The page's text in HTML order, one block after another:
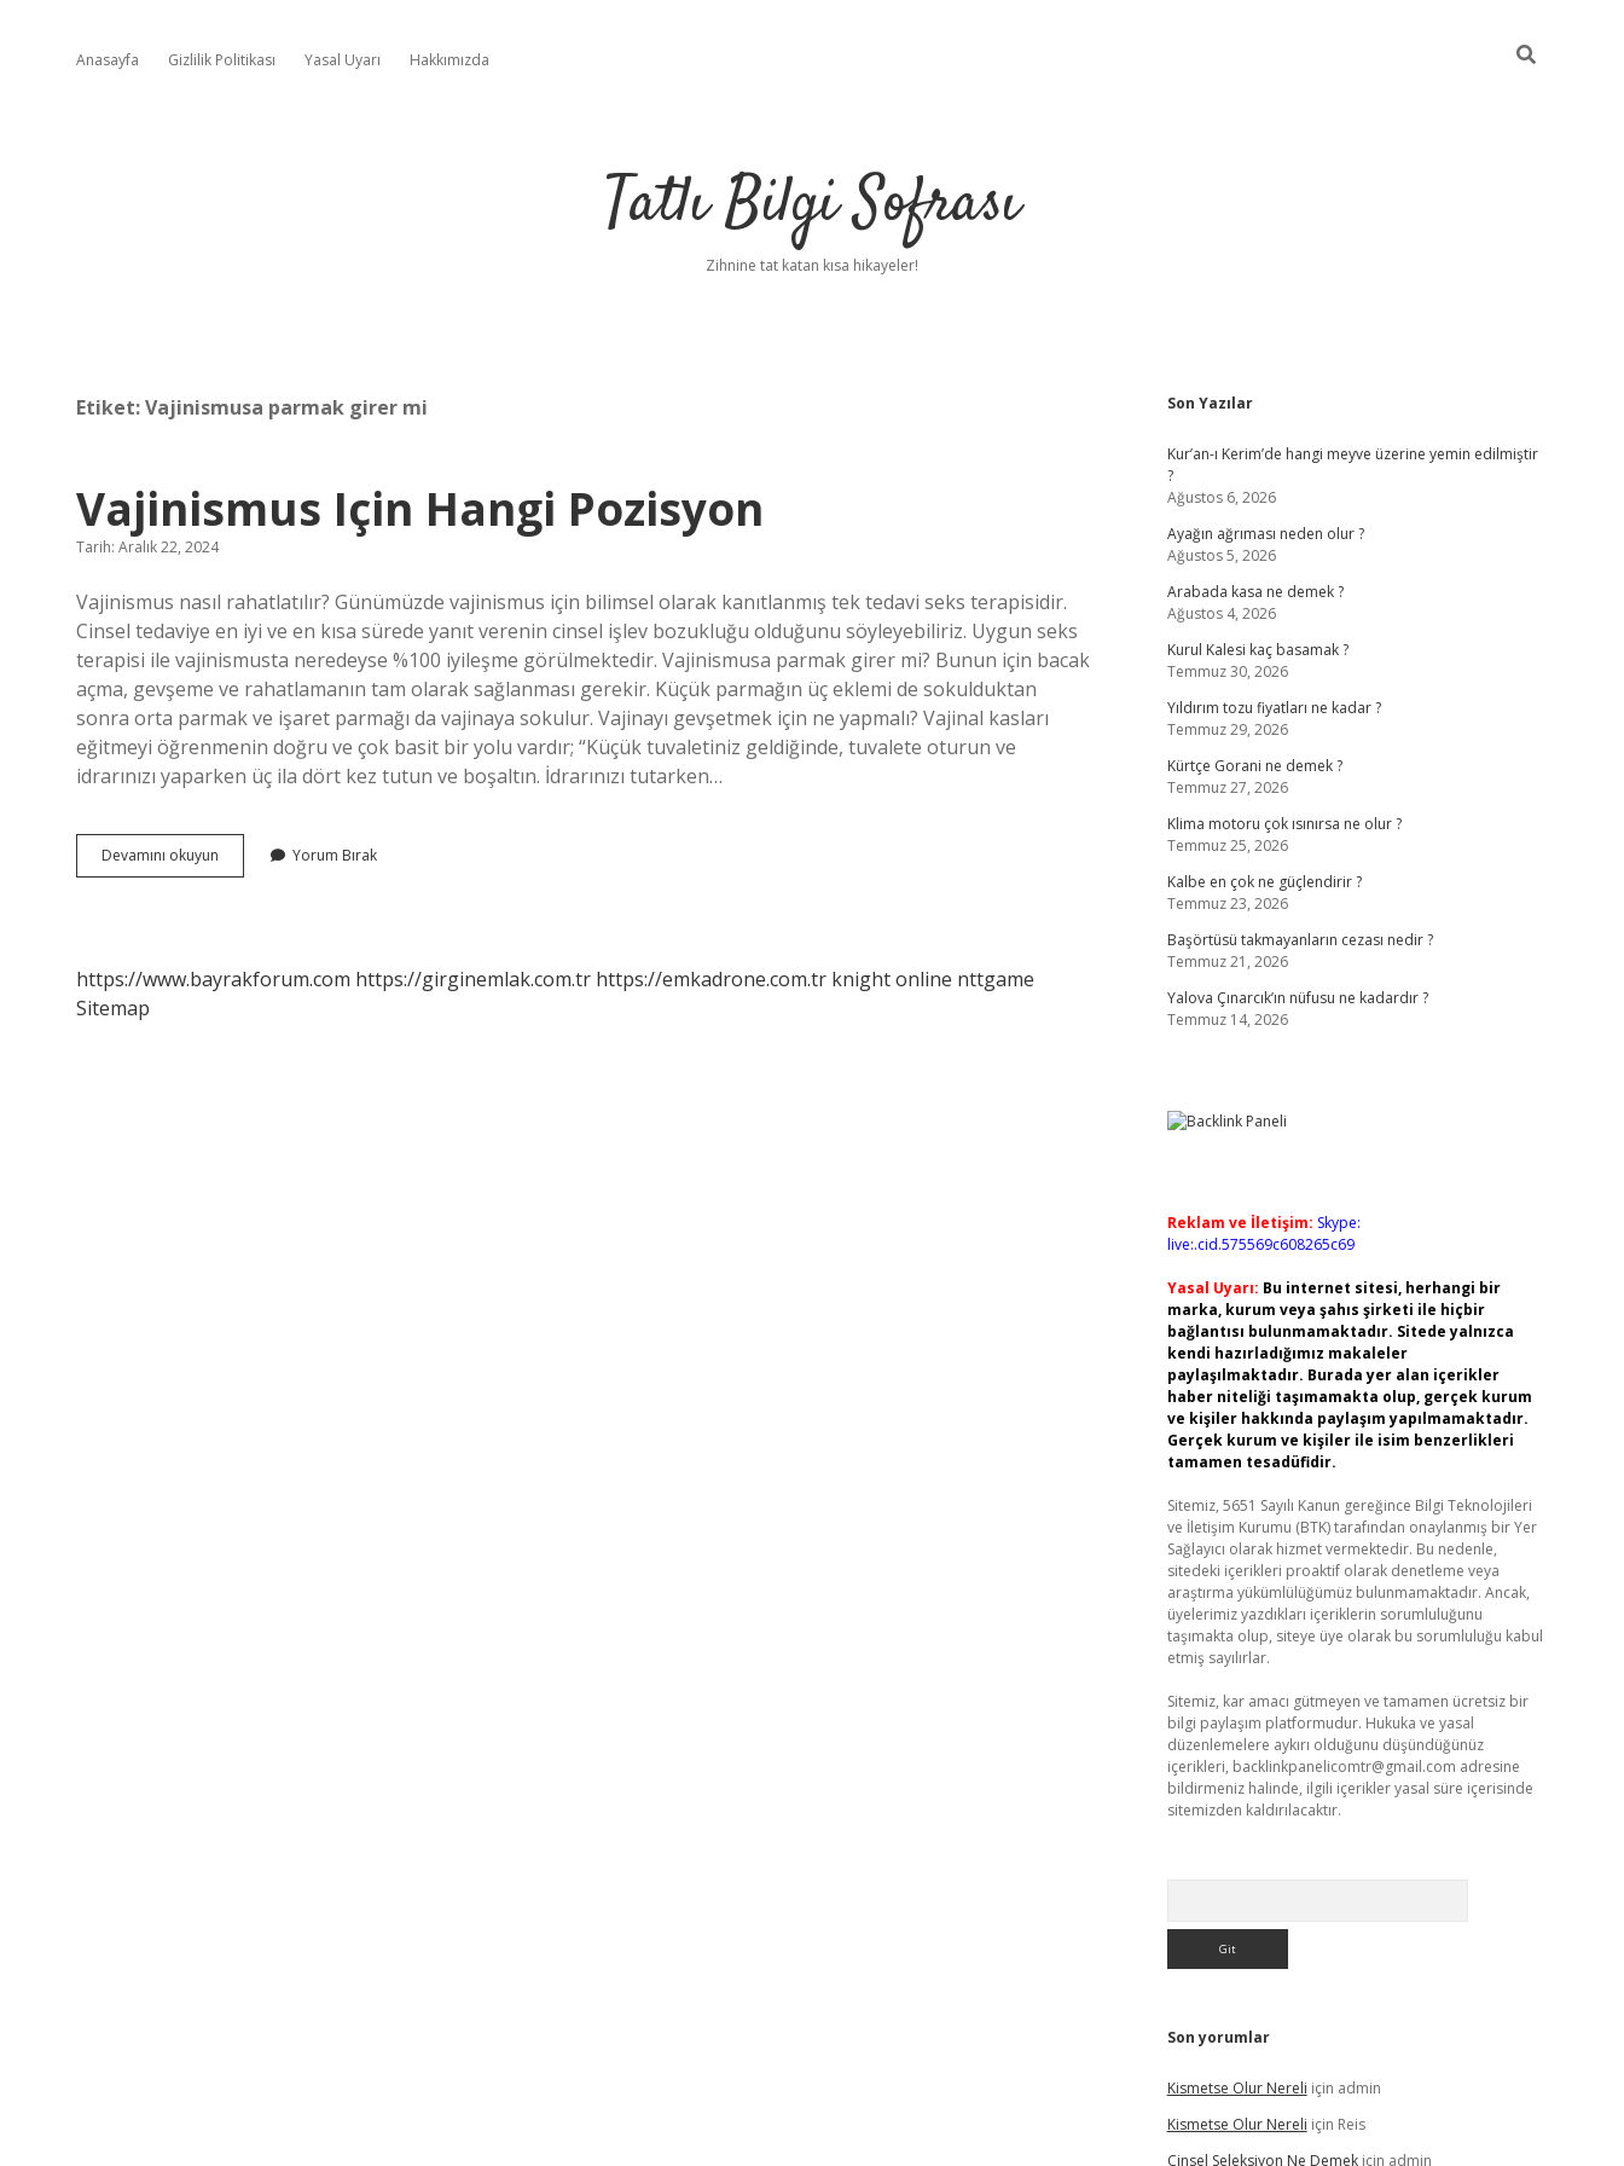
Anasayfa Gizlilik Politikası Yasal Uyarı Hakkımızda
Tatlı Bilgi Sofrası
Zihnine tat katan kısa hikayeler!
Etiket:Vajinismusa parmak girer mi
Vajinismus Için Hangi Pozisyon
Tarih: Aralık 22, 2024
Vajinismus nasıl rahatlatılır? Günümüzde vajinismus için bilimsel olarak kanıtlanmış tek tedavi seks terapisidir.
Cinsel tedaviye en iyi ve en kısa sürede yanıt verenin cinsel işlev bozukluğu olduğunu söyleyebiliriz. Uygun seks
terapisi ile vajinismusta neredeyse %100 iyileşme görülmektedir. Vajinismusa parmak girer mi? Bunun için bacak
açma, gevşeme ve rahatlamanın tam olarak sağlanması gerekir. Küçük parmağın üç eklemi de sokulduktan
sonra orta parmak ve işaret parmağı da vajinaya sokulur. Vajinayı gevşetmek için ne yapmalı? Vajinal kasları
eğitmeyi öğrenmenin doğru ve çok basit bir yolu vardır; “Küçük tuvaletiniz geldiğinde, tuvalete oturun ve
idrarınızı yaparken üç ila dört kez tutun ve boşaltın. İdrarınızı tutarken…
Devamını okuyun Vajinismus
Için
Yorum Bırak
https://www.bayrakforum.com https://girginemlak.com.tr https://emkadrone.com.tr knight online nttgame
Sitemap
Sidebar
Son Yazılar
Kur’an-ı Kerim’de hangi meyve üzerine yemin edilmiştir
?
Ağustos 6, 2026
Ayağın ağrıması neden olur ?
Ağustos 5, 2026
Arabada kasa ne demek ?
Ağustos 4, 2026
Kurul Kalesi kaç basamak ?
Temmuz 30, 2026
Yıldırım tozu fiyatları ne kadar ?
Temmuz 29, 2026
Kürtçe Gorani ne demek ?
Temmuz 27, 2026
Klima motoru çok ısınırsa ne olur ?
Temmuz 25, 2026
Kalbe en çok ne güçlendirir ?
Temmuz 23, 2026
Başörtüsü takmayanların cezası nedir ?
Temmuz 21, 2026
Yalova Çınarcık’ın nüfusu ne kadardır ?
Temmuz 14, 2026
Reklam ve İletişim: Skype:
live:.cid.575569c608265c69
Yasal Uyarı: Bu internet sitesi, herhangi bir
marka, kurum veya şahıs şirketi ile hiçbir
bağlantısı bulunmamaktadır. Sitede yalnızca
kendi hazırladığımız makaleler
paylaşılmaktadır. Burada yer alan içerikler
haber niteliği taşımamakta olup, gerçek kurum
ve kişiler hakkında paylaşım yapılmamaktadır.
Gerçek kurum ve kişiler ile isim benzerlikleri
tamamen tesadüfidir.
Sitemiz, 5651 Sayılı Kanun gereğince Bilgi Teknolojileri
ve İletişim Kurumu (BTK) tarafından onaylanmış bir Yer
Sağlayıcı olarak hizmet vermektedir. Bu nedenle,
sitedeki içerikleri proaktif olarak denetleme veya
araştırma yükümlülüğümüz bulunmamaktadır. Ancak,
üyelerimiz yazdıkları içeriklerin sorumluluğunu
taşımakta olup, siteye üye olarak bu sorumluluğu kabul
etmiş sayılırlar.
Sitemiz, kar amacı gütmeyen ve tamamen ücretsiz bir
bilgi paylaşım platformudur. Hukuka ve yasal
düzenlemelere aykırı olduğunu düşündüğünüz
içerikleri, backlinkpanelicomtr@gmail.com adresine
bildirmeniz halinde, ilgili içerikler yasal süre içerisinde
sitemizden kaldırılacaktır.
Son yorumlar
Kismetse Olur Nereli için admin
Kismetse Olur Nereli için Reis
Cinsel Seleksiyon Ne Demekiçin admin